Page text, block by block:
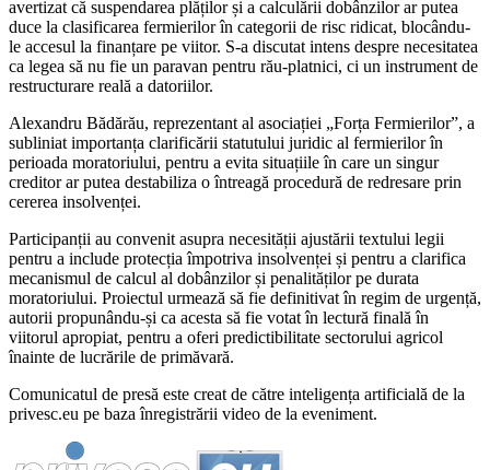
avertizat că suspendarea plăților și a calculării dobânzilor ar putea
duce la clasificarea fermierilor în categorii de risc ridicat, blocându-
le accesul la finanțare pe viitor. S-a discutat intens despre necesitatea
ca legea să nu fie un paravan pentru rău-platnici, ci un instrument de
restructurare reală a datoriilor.
Alexandru Bădărău, reprezentant al asociației „Forța Fermierilor”, a
subliniat importanța clarificării statutului juridic al fermierilor în
perioada moratoriului, pentru a evita situațiile în care un singur
creditor ar putea destabiliza o întreagă procedură de redresare prin
cererea insolvenței.
Participanții au convenit asupra necesității ajustării textului legii
pentru a include protecția împotriva insolvenței și pentru a clarifica
mecanismul de calcul al dobânzilor și penalităților pe durata
moratoriului. Proiectul urmează să fie definitivat în regim de urgență,
autorii propunându-și ca acesta să fie votat în lectură finală în
viitorul apropiat, pentru a oferi predictibilitate sectorului agricol
înainte de lucrările de primăvară.
Comunicatul de presă este creat de către inteligența artificială de la
privesc.eu pe baza înregistrării video de la eveniment.